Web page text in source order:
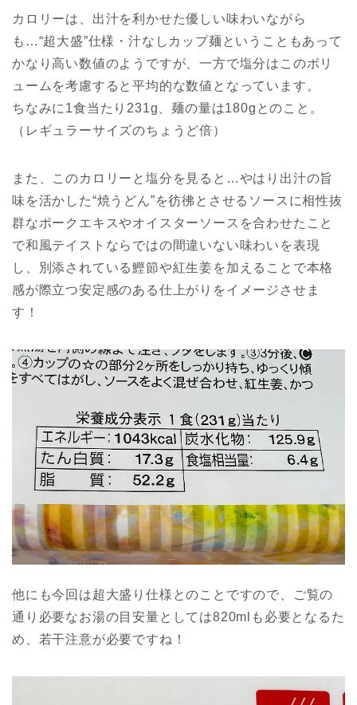
カロリーは、出汁を利かせた優しい味わいながら
も…“超大盛”仕様・汁なしカップ麺ということもあって
かなり高い数値のようですが、一方で塩分はこのボリ
ュームを考慮すると平均的な数値となっています。
ちなみに1食当たり231g、麺の量は180gとのこと。
（レギュラーサイズのちょうど倍）
また、このカロリーと塩分を見ると…やはり出汁の旨
味を活かした“焼うどん”を彷彿とさせるソースに相性抜
群なポークエキスやオイスターソースを合わせたこと
で和風テイストならではの間違いない味わいを表現
し、別添されている鰹節や紅生姜を加えることで本格
感が際立つ安定感のある仕上がりをイメージさせま
す！
他にも今回は超大盛り仕様とのことですので、ご覧の
通り必要なお湯の目安量としては820mlも必要となるた
め、若干注意が必要ですね！